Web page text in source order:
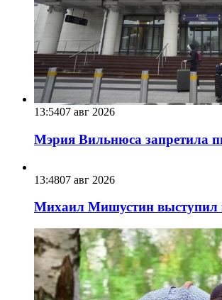
13:5407 авг 2026
Мэрия Вильнюса запретила
13:4807 авг 2026
Михаил Мишустин выступил